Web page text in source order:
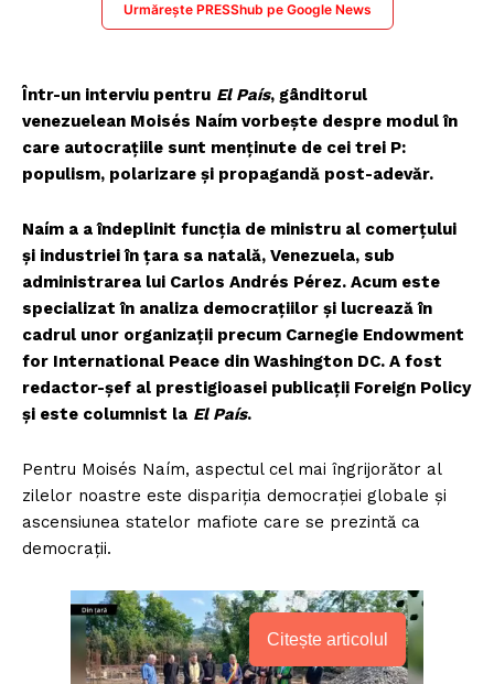
Urmărește PRESShub pe Google News
Într-un interviu pentru El País, gânditorul
venezuelean Moisés Naím vorbește despre modul în
care autocrațiile sunt menținute de cei trei P:
populism, polarizare și propagandă post-adevăr.
Naím a a îndeplinit funcția de ministru al comerțului
și industriei în țara sa natală, Venezuela, sub
administrarea lui Carlos Andrés Pérez. Acum este
specializat în analiza democrațiilor și lucrează în
cadrul unor organizații precum Carnegie Endowment
for International Peace din Washington DC. A fost
redactor-șef al prestigioasei publicații Foreign Policy
și este columnist la El País.
Pentru Moisés Naím, aspectul cel mai îngrijorător al
zilelor noastre este dispariția democrației globale și
ascensiunea statelor mafiote care se prezintă ca
democrații.
Citește articolul